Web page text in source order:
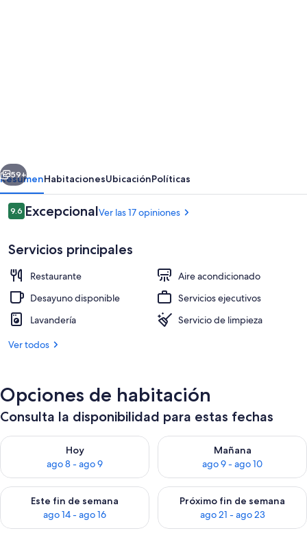
David
Restaurante
Siguiente
59+
ResumenHabitacionesUbicaciónPolíticas
Opiniones
9.69.6 de 10,
ExcepcionalVer las 17 opiniones
Servicios principales
Restaurante
Aire acondicionado
Desayuno disponible
Servicios ejecutivos
Lavandería
Servicio de limpieza
Ver todos
Opciones de habitación
Consulta la disponibilidad para estas fechas
Hoy
ago 8 - ago 9
Consulta la disponibilidad para hoy ago 8 - ago 9
Mañana
ago 9 - ago 10
Consulta la disponibilidad
Este fin de semana
ago 14 - ago 16
Consulta la disponibilidad para este fin de semana ago 14 -
Próximo fin de semana
ago 21 - ago 23
Consulta la disponibilidad